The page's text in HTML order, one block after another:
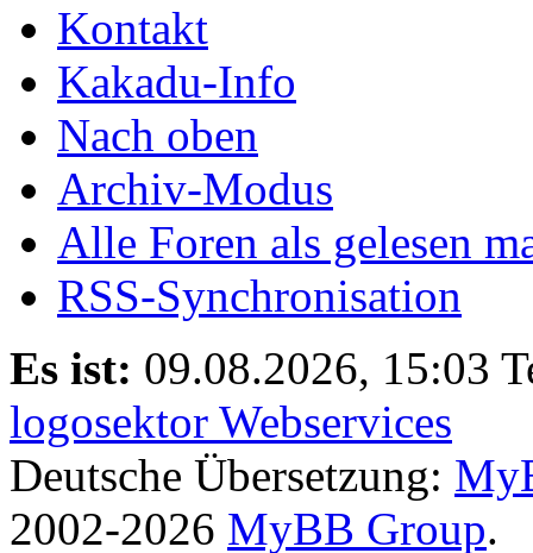
Kontakt
Kakadu-Info
Nach oben
Archiv-Modus
Alle Foren als gelesen
RSS-Synchronisation
Es ist: 09.08.2026, 15:03
logosektor Webservices
Deutsche Übersetzung:
2002-2026 MyBB Group.